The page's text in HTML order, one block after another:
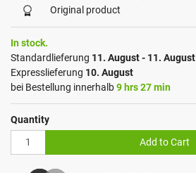
Original product
In stock.
Standardlieferung 11. August - 11. August
Expresslieferung 10. August
bei Bestellung innerhalb9 hrs 27 min
Quantity
Add to Cart